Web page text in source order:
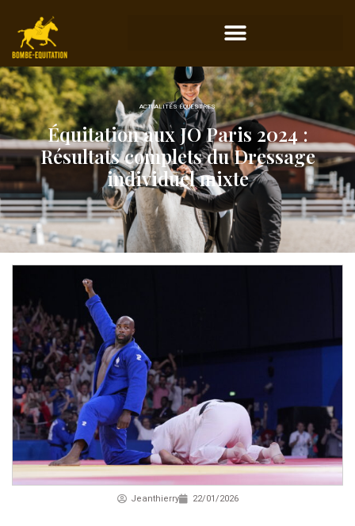
ACTUALITÉS ÉQUESTRES
Équitation aux JO Paris 2024 :
Résultats complets du Dressage
individuel mixte
Jeanthierry 22/01/2026